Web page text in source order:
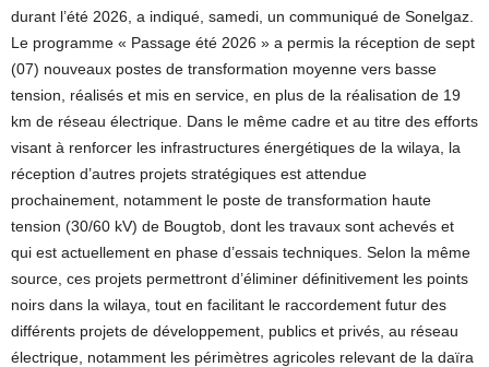
durant l’été 2026, a indiqué, samedi, un communiqué de Sonelgaz.
Le programme « Passage été 2026 » a permis la réception de sept
(07) nouveaux postes de transformation moyenne vers basse
tension, réalisés et mis en service, en plus de la réalisation de 19
km de réseau électrique. Dans le même cadre et au titre des efforts
visant à renforcer les infrastructures énergétiques de la wilaya, la
réception d’autres projets stratégiques est attendue
prochainement, notamment le poste de transformation haute
tension (30/60 kV) de Bougtob, dont les travaux sont achevés et
qui est actuellement en phase d’essais techniques. Selon la même
source, ces projets permettront d’éliminer définitivement les points
noirs dans la wilaya, tout en facilitant le raccordement futur des
différents projets de développement, publics et privés, au réseau
électrique, notamment les périmètres agricoles relevant de la daïra